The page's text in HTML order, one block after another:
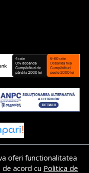
oferi functionalitatea
acord cu Politica de